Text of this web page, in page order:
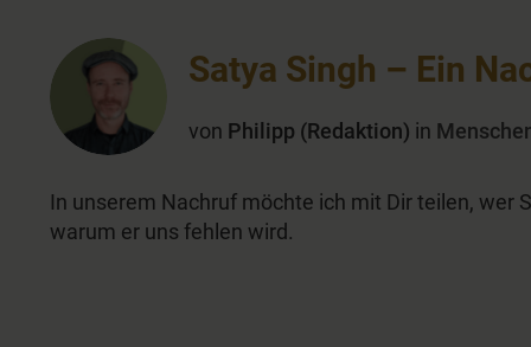
Satya Singh – Ein
von Philipp (Redaktion) in
In unserem Nachruf möchte ich mit Dir teilen, wer
warum er uns fehlen wird.